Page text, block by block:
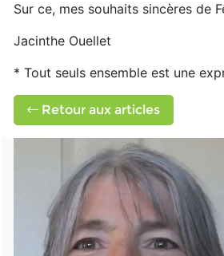
Sur ce, mes souhaits sincères de
Jacinthe Ouellet
* Tout seuls ensemble est une
Retour aux articles